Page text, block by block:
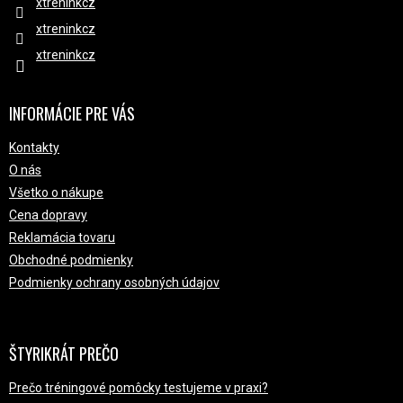
xtreninkcz
xtreninkcz
INFORMÁCIE PRE VÁS
Kontakty
O nás
Všetko o nákupe
Cena dopravy
Reklamácia tovaru
Obchodné podmienky
Podmienky ochrany osobných údajov
ŠTYRIKRÁT PREČO
Prečo tréningové pomôcky testujeme v praxi?